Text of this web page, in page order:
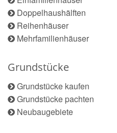
Doppelhaushälften
Reihenhäuser
Mehrfamilienhäuser
Grundstücke
Grundstücke kaufen
Grundstücke pachten
Neubaugebiete